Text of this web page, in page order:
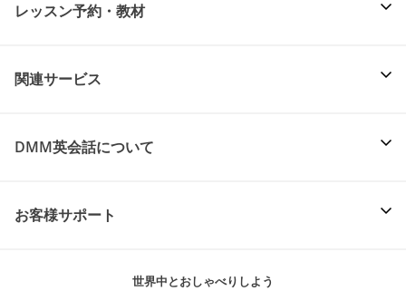
レッスン予約・教材
関連サービス
DMM英会話について
お客様サポート
世界中とおしゃべりしよう